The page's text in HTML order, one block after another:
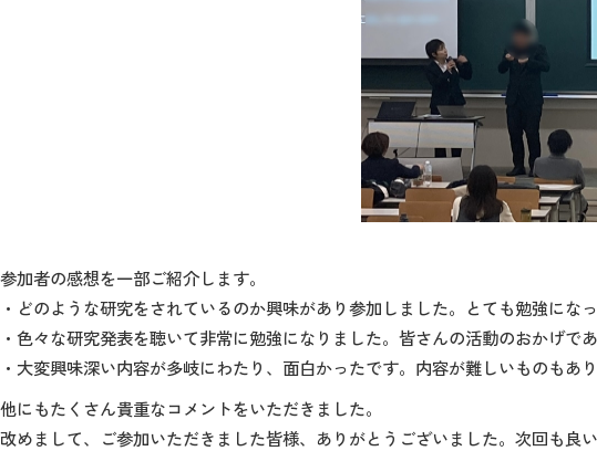
参加者の感想を一部ご紹介します。
・どのような研究をされているのか興味があり参加しました。とても勉強にな
・色々な研究発表を聴いて非常に勉強になりました。皆さんの活動のおかげで
・大変興味深い内容が多岐にわたり、面白かったです。内容が難しいものもあ
他にもたくさん貴重なコメントをいただきました。
改めまして、ご参加いただきました皆様、ありがとうございました。次回も